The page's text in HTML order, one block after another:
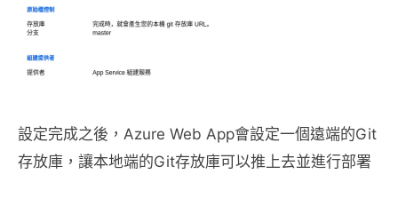
設定完成之後，Azure Web App會設定一個遠端的Git
存放庫，讓本地端的Git存放庫可以推上去並進行部署